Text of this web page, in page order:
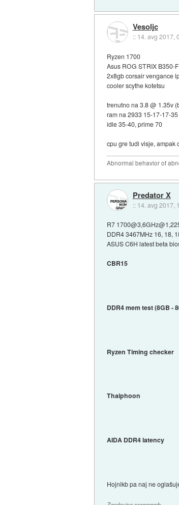
Vesoljc
:: 14. avg 2017,
Ryzen 1700
Asus ROG STRIX B350-
2x8gb corsair vengance
cooler scythe kotetsu
trenutno na 3.8 @ 1.35v
ram na 2933 15-17-17-35
idle 35-40, prime 70
cpu gre tudi visje, ampak
Abnormal behavior of
Predator X
:: 14. avg 2017,
R7
DDR4 3467MHz 16, 18,
ASUS C6H latest beta
CBR15
DDR4 mem test (8GB -
Ryzen Timing checker
Thaiphoon
AIDA DDR4 latency
Hojnikb pa naj ne